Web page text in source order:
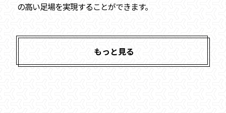
の高い足場を実現することができます。
もっと見る